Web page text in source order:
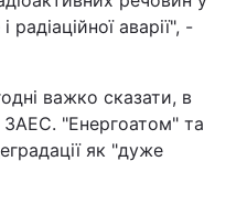
аварії", -
важко сказати, в
ЗАЕС. "Енергоатом" та
як "дуже